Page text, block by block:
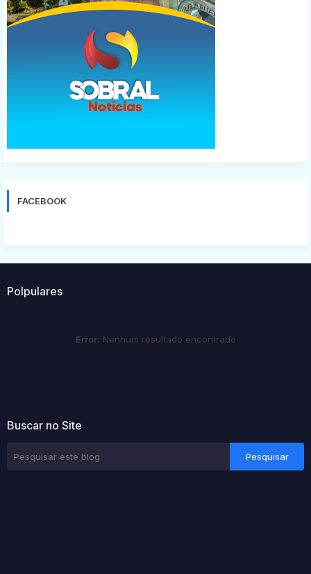
FACEBOOK
Polpulares
Error: Nenhum resultado encontrado
Buscar no Site